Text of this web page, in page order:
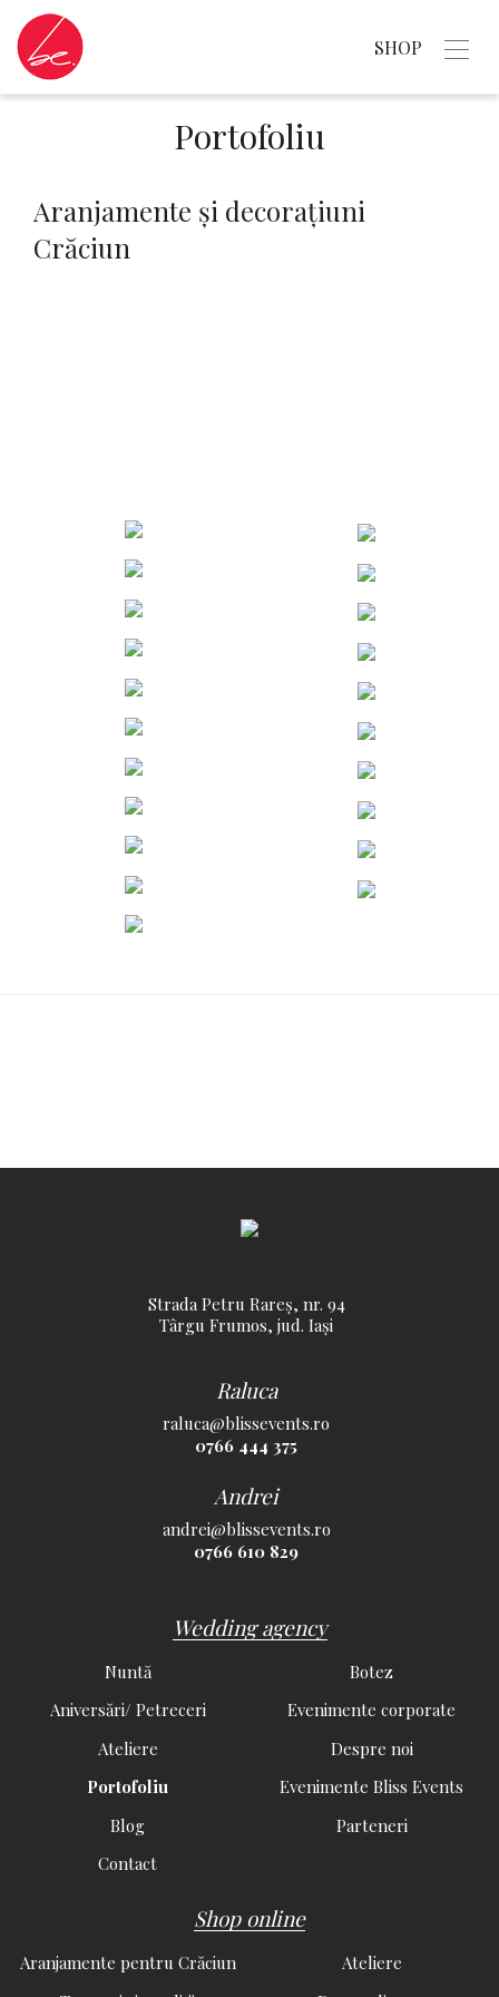
SHOP
Portofoliu
Aranjamente și decorațiuni
Crăciun
Strada Petru Rareș, nr. 94
Târgu Frumos, jud. Iași
Raluca
raluca@blissevents.ro
0766 444 375
Andrei
andrei@blissevents.ro
0766 610 829
Wedding agency
Nuntă
Botez
Aniversări/ Petreceri
Evenimente corporate
Ateliere
Despre noi
Portofoliu
Evenimente Bliss Events
Blog
Parteneri
Contact
Shop online
Aranjamente pentru Crăciun
Ateliere